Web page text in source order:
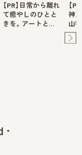
【PR】日常から離れ
て癒やしのひとと
きを。アートと…
【
神
山